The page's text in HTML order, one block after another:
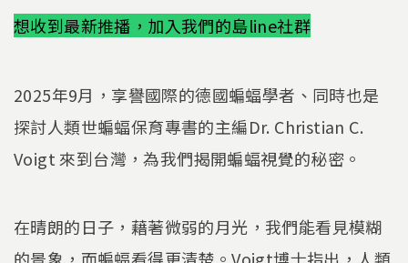
想收到最新推播，加入我們的島line社群
2025年9月，享譽國際的德國蝙蝠學者、同時也是
探討人類世蝙蝠保育專書的主編Dr. Christian C.
Voigt 來到台灣，為我們揭開蝙蝠視覺的秘密。
在晴朗的日子，藉著微弱的月光，我們能看見模糊